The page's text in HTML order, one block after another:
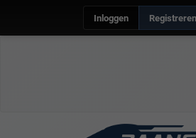
Inloggen Registreren